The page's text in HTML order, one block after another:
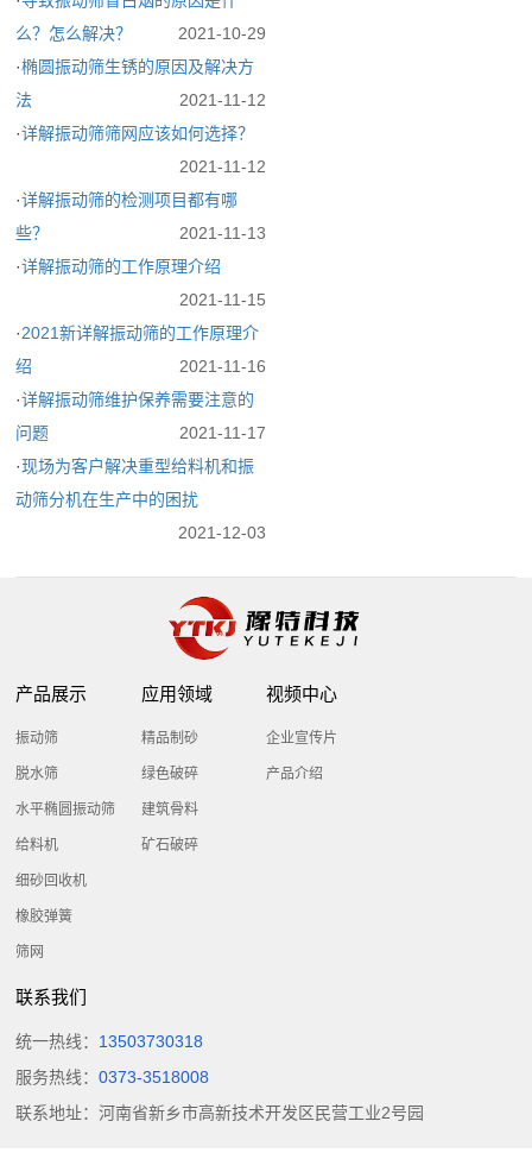
么？怎么解决？
2021-10-29
·椭圆振动筛生锈的原因及解决方
法
2021-11-12
·详解振动筛筛网应该如何选择？
2021-11-12
·详解振动筛的检测项目都有哪
些？
2021-11-13
·详解振动筛的工作原理介绍
2021-11-15
·2021新详解振动筛的工作原理介
绍
2021-11-16
·详解振动筛维护保养需要注意的
问题
2021-11-17
·现场为客户解决重型给料机和振
动筛分机在生产中的困扰
2021-12-03
产品展示
振动筛
脱水筛
水平椭圆振动筛
给料机
细砂回收机
橡胶弹簧
筛网
应用领域
精品制砂
绿色破碎
建筑骨料
矿石破碎
视频中心
企业宣传片
产品介绍
联系我们
统一热线： 13503730318
服务热线：0373-3518008
联系地址：河南省新乡市高新技术开发区民营工业2号园